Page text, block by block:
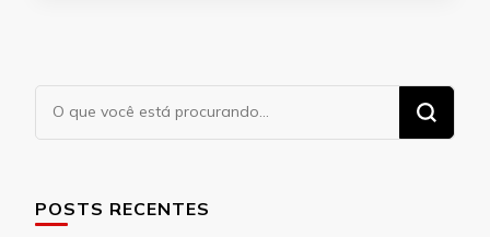
Procurando
algo?
POSTS RECENTES